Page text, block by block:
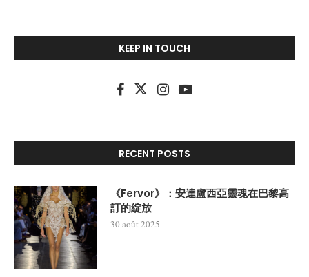
KEEP IN TOUCH
RECENT POSTS
《Fervor》：安達盧西亞靈魂在巴黎高
訂的綻放
30 août 2025